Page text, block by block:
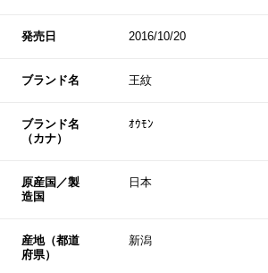
発売日 2016/10/20
ブランド名 王紋
ブランド名
（カナ）
ｵｳﾓﾝ
原産国／製
造国
日本
産地（都道
府県）
新潟